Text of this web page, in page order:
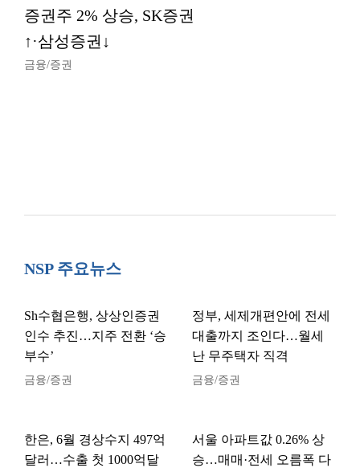
증권주 2% 상승, SK증권
↑·삼성증권↓
금융/증권
NSP 주요뉴스
Sh수협은행, 상상인증권
인수 추진…지주 전환 ‘승
부수’
금융/증권
정부, 세제개편안에 전세
대출까지 조인다…월세
난 무주택자 직격
금융/증권
한은, 6월 경상수지 497억
달러…수출 첫 1000억달
서울 아파트값 0.26% 상
승…매매·전세 오름폭 다